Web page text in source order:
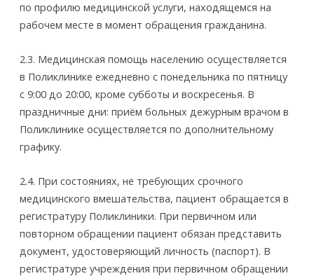
по профилю медицинской услуги, находящемся на
рабочем месте в момент обращения гражданина.
2.3. Медицинская помощь населению осуществляется
в Поликлинике ежедневно с понедельника по пятницу
с 9:­00 до 20:00, кроме субботы и воскресенья. В
праздничные дни: приём больных дежурным врачом в
Поликлинике осуществляется по дополнительному
графику.
2.4. При состояниях, не требующих срочного
медицинского вмешательства, пациент обращается в
регистратуру Поликлиники. При первичном или
повторном обращении пациент обязан представить
документ, удостоверяющий личность (паспорт). В
регистратуре учреждения при первичном обращении